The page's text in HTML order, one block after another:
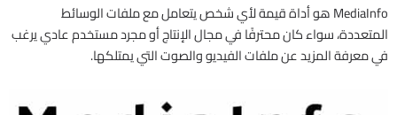
MediaInfo هو أداة قيمة لأي شخص يتعامل مع ملفات الوسائط
المتعددة، سواء كان محترفًا في مجال الإنتاج أو مجرد مستخدم عادي يرغب
في معرفة المزيد عن ملفات الفيديو والصوت التي يمتلكها.